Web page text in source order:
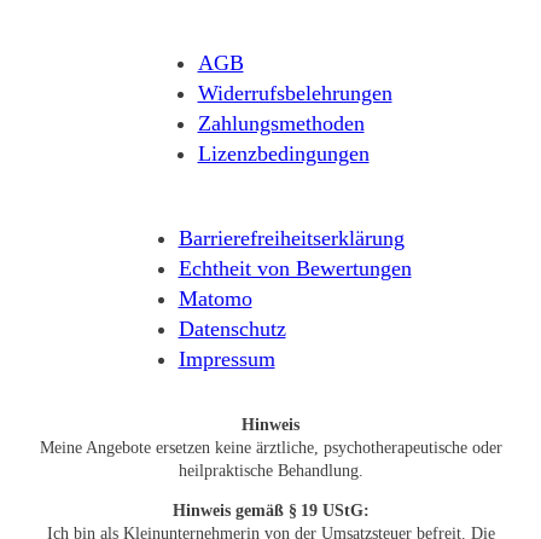
AGB
Widerrufsbelehrungen
Zahlungsmethoden
Lizenzbedingungen
Barrierefreiheitserklärung
Echtheit von Bewertungen
Matomo
Datenschutz
Impressum
Hinweis
Meine Angebote ersetzen keine ärztliche, psychotherapeutische oder
heilpraktische Behandlung.
Hinweis gemäß § 19 UStG:
Ich bin als Kleinunternehmerin von der Umsatzsteuer befreit. Die